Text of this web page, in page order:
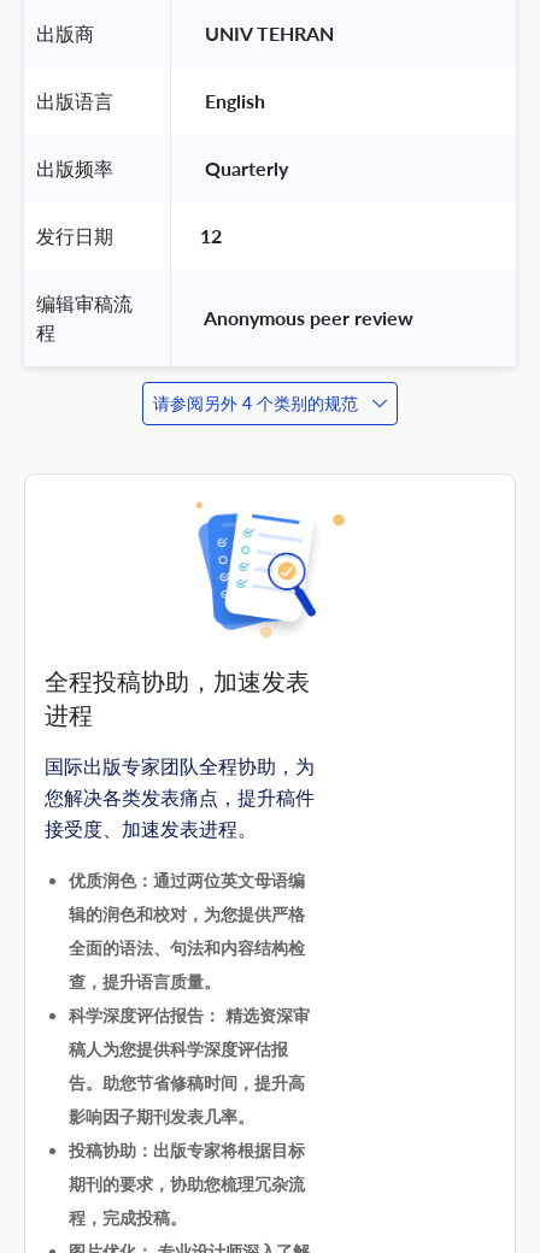
出版商 UNIV TEHRAN
出版语言 English
出版频率 Quarterly
发行日期 12
编辑审稿流
程
Anonymous peer review
请参阅另外 4 个类别的规范
全程投稿协助，加速发表
进程
国际出版专家团队全程协助，为
您解决各类发表痛点，提升稿件
接受度、加速发表进程。
优质润色：通过两位英文母语编
辑的润色和校对，为您提供严格
全面的语法、句法和内容结构检
查，提升语言质量。
科学深度评估报告： 精选资深审
稿人为您提供科学深度评估报
告。助您节省修稿时间，提升高
影响因子期刊发表几率。
投稿协助：出版专家将根据目标
期刊的要求，协助您梳理冗杂流
程，完成投稿。